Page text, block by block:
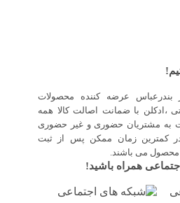
بندرعباس عرضه کننده محصولات
،ادکلن با ضمانت اصالت کالا همه
به مشتریان حضوری و غیر حضوری
کمترین زمان ممکن پس از ثبت
می باشند.
همراه باشید!